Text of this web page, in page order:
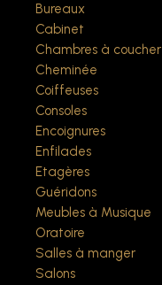
Bureaux
Cabinet
Chambres à coucher
Cheminée
Coiffeuses
Consoles
Encoignures
Enfilades
Etagères
Guéridons
Meubles à Musique
Oratoire
Salles à manger
Salons